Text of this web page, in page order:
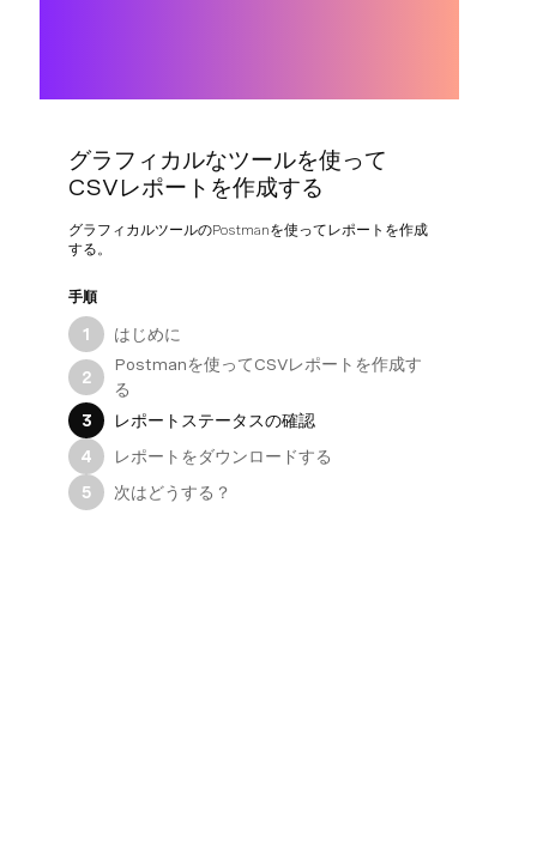
グラフィカルなツールを使って
CSVレポートを作成する
グラフィカルツールのPostmanを使ってレポートを作成
する。
手順
1 はじめに
2
Postmanを使ってCSVレポートを作成す
る
3
レポートステータスの確認
4
レポートをダウンロードする
5
次はどうする？